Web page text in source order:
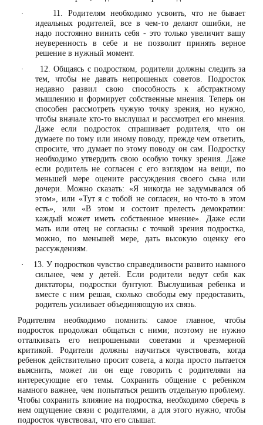
·
11. Родителям необходимо усвоить, что не бывает
идеальных родителей, все в чем-то делают ошибки, не
надо постоянно винить себя - это только увеличит вашу
неуверенность в себе и не позволит принять верное
решение в нужный момент.
·
12. Общаясь с подростком, родители должны следить за
тем, чтобы не давать непрошеных советов. Подросток
недавно развил свою способность к абстрактному
мышлению и формирует собственные мнения. Теперь он
способен рассмотреть чужую точку зрения, но нужно,
чтобы вначале кто-то выслушал и рассмотрел его мнения.
Даже если подросток спрашивает родителя, что он
думаете по тому или иному поводу, прежде чем ответить,
спросите, что думает по этому поводу он сам. Подростку
необходимо утвердить свою особую точку зрения. Даже
если родитель не согласен с его взглядом на вещи, по
меньшей мере оцените рассуждения своего сына или
дочери. Можно сказать: «Я никогда не задумывался об
этом», или «Тут я с тобой не согласен, но что-то в этом
есть», или «В этом и состоит прелесть демократии:
каждый может иметь собственное мнение». Даже если
мать или отец не согласны с точкой зрения подростка,
можно, по меньшей мере, дать высокую оценку его
рассуждениям.
·
13. У подростков чувство справедливости развито намного
сильнее, чем у детей. Если родители ведут себя как
диктаторы, подростки бунтуют. Выслушивая ребенка и
вместе с ним решая, сколько свободы ему предоставить,
родитель усиливает объединяющую их связь.
Родителям необходимо помнить: самое главное, чтобы
подросток продолжал общаться с ними; поэтому не нужно
отталкивать его непрошеными советами и чрезмерной
критикой. Родители должны научиться чувствовать, когда
ребенок действительно просит совета, а когда просто пытается
выяснить, может ли он еще говорить с родителями на
интересующие его темы. Сохранить общение с ребенком
намного важнее, чем попытаться решить отдельную проблему.
Чтобы сохранить влияние на подростка, необходимо сберечь в
нем ощущение связи с родителями, а для этого нужно, чтобы
подросток чувствовал, что его слышат.